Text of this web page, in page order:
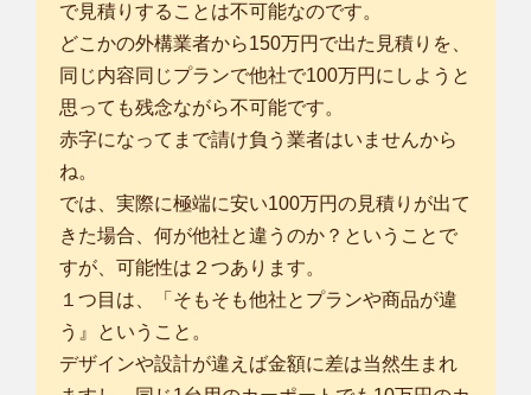
で見積りすることは不可能なのです。
どこかの外構業者から150万円で出た見積りを、
同じ内容同じプランで他社で100万円にしようと
思っても残念ながら不可能です。
赤字になってまで請け負う業者はいませんから
ね。
では、実際に極端に安い100万円の見積りが出て
きた場合、何が他社と違うのか？ということで
すが、可能性は２つあります。
１つ目は、「そもそも他社とプランや商品が違
う』ということ。
デザインや設計が違えば金額に差は当然生まれ